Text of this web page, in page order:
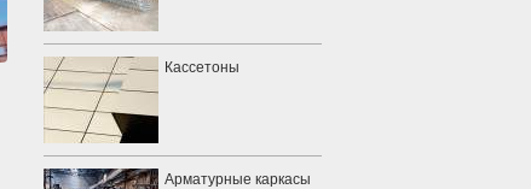
Кассетоны
Арматурные каркасы